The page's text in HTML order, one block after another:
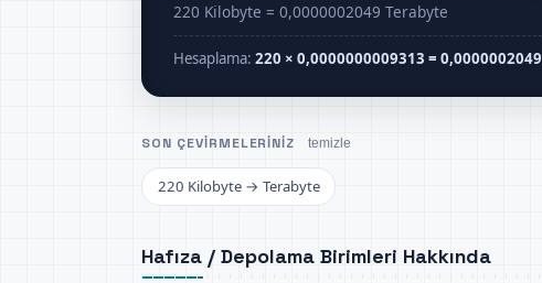
220 Kilobyte = 0,0000002049 Terabyte
Hesaplama: 220 × 0,0000000009313 = 0,0000002049
SON ÇEVIRMELERINIZ temizle
220 Kilobyte → Terabyte
Hafıza / Depolama Birimleri Hakkında